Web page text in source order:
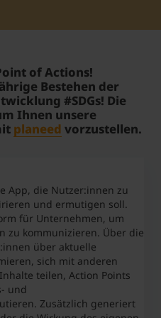
of Actions!
Bestehen der
#SDGs! Die
Ihnen unsere
planeed vorzustellen.
App, die Nutzer:innen zu
und ermutigen soll.
für Unternehmen, um
zu kommunizieren. Über die
über aktuelle
sich mit anderen
teilen, Action Points
und
Zusätzlich generiert